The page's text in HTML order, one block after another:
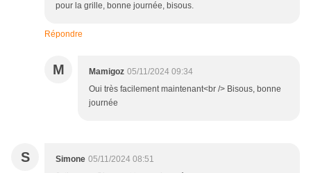
pour la grille, bonne journée, bisous.
Répondre
M Mamigoz 05/11/2024 09:34
Oui très facilement maintenant<br /> Bisous, bonne
journée
S Simone 05/11/2024 08:51